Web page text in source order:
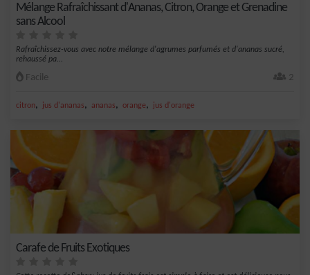
Mélange Rafraîchissant d'Ananas, Citron, Orange et Grenadine
sans Alcool
Rafraîchissez-vous avec notre mélange d'agrumes parfumés et d'ananas sucré,
rehaussé pa...
Facile 2
citron, jus d'ananas, ananas, orange, jus d'orange
Carafe de Fruits Exotiques